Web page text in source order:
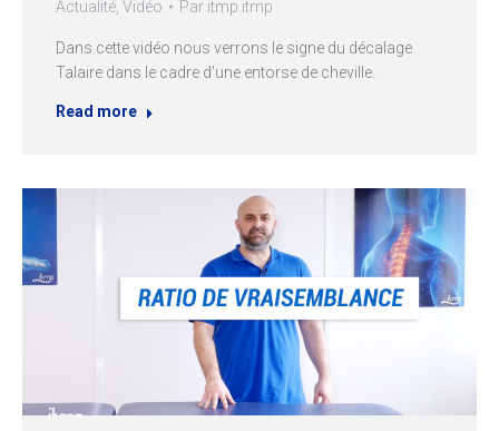
Actualité Vidéo Par itmp itmp
Dans cette vidéo nous verrons le signe du décalage
Talaire dans le cadre d’une entorse de cheville.
Read more